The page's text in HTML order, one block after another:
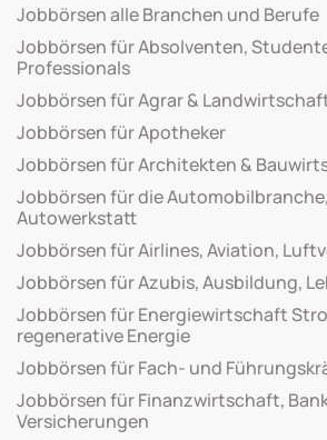
Jobbörsen alle Branchen und Berufe
Jobbörsen für Absolventen,
Professionals
Jobbörsen für Agrar &
Jobbörsen für Apotheker
Jobbörsen für Architekten &
Jobbörsen für die
Autowerkstatt
Jobbörsen für Airlines, Aviation,
Jobbörsen für Azubis, Ausbildung,
Jobbörsen für Energiewirtschaft
regenerative Energie
Jobbörsen für Fach- und
Jobbörsen für Finanzwirtschaft,
Versicherungen